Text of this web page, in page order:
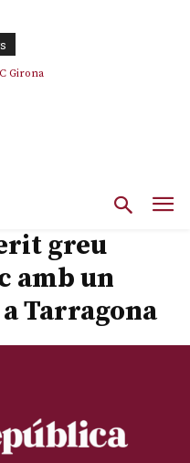
Girona
greu
amb un
Tarragona